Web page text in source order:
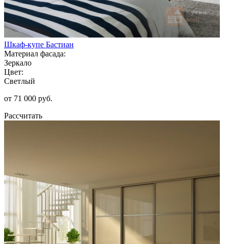
Шкаф-купе Бастиан
Материал фасада:
Зеркало
Цвет:
Светлый
от 71 000 руб.
Рассчитать